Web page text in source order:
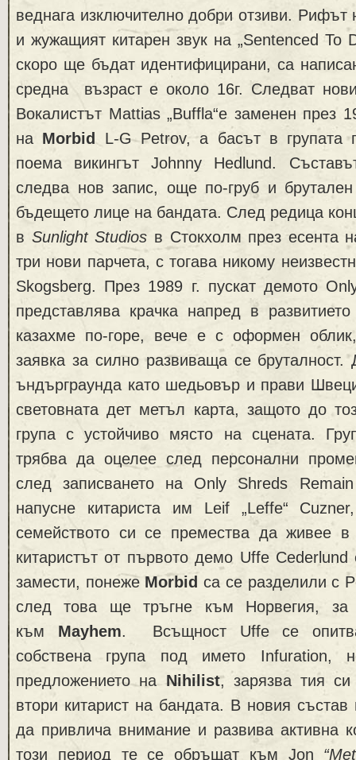
веднага изключително добри отзиви. Рифът
и жужащият китарен звук на „Sentenced To
скоро ще бъдат идентифицирани, са
средна възраст е около 16г. Следват
Вокалистът Mattias „Buffla“е заменен през
на Morbid L-G Petrov, а басът в групата
поема викингът Johnny Hedlund.
следва нов запис, още по-груб и
бъдещето лице на бандата. След редица
в Sunlight Studios в Стокхолм през есента
три нови парчета, с тогава никому
Skogsberg. През 1989 г. пускат демото
представлява крачка напред в
казахме по-горе, вече е с оформен
заявка за силно развиваща се
ъндърграунда като шедьовър и прави
световната дет метъл карта, защото до
група с устойчиво място на сцената.
трябва да оцелее след персонални
след записването на Only Shreds
напусне китариста им Leif „Leffe“
семейството си се премества да живее
китаристът от първото демо Uffe
замести, понеже Morbidса се разделили с
след това ще тръгне към Норвегия,
към Mayhem. Всъщност Uffe се
собствена група под името Infuration,
предложението на Nihilist, зарязва тия
втори китарист на бандата. В новия състав
да привлича внимание и развива активна
този период те се обръщат към Jon